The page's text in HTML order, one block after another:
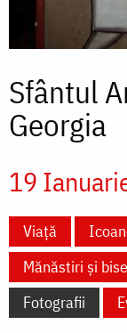
Sfântul
Georgia
19
Viață
Mănăstiri și
Fotografii